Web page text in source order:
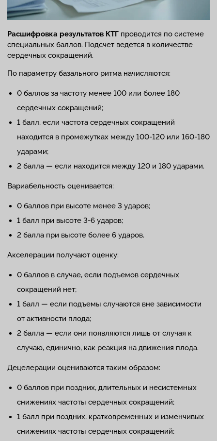
Расшифровка результатов КТГ проводится по системе
специальных баллов. Подсчет ведется в количестве
сердечных сокращений.
По параметру базального ритма начисляются:
0 баллов за частоту менее 100 или более 180
сердечных сокращений;
1 балл, если частота сердечных сокращений
находится в промежутках между 100-120 или 160-180
ударами;
2 балла — если находится между 120 и 180 ударами.
Вариабельность оценивается:
0 баллов при высоте менее 3 ударов;
1 балл при высоте 3-6 ударов;
2 балла при высоте более 6 ударов.
Акселерации получают оценку:
0 баллов в случае, если подъемов сердечных
сокращений нет;
1 балл — если подъемы случаются вне зависимости
от активности плода;
2 балла — если они появляются лишь от случая к
случаю, единично, как реакция на движения плода.
Децелерации оцениваются таким образом:
0 баллов при поздних, длительных и несистемных
снижениях частоты сердечных сокращений;
1 балл при поздних, кратковременных и изменчивых
снижениях частоты сердечных сокращений;